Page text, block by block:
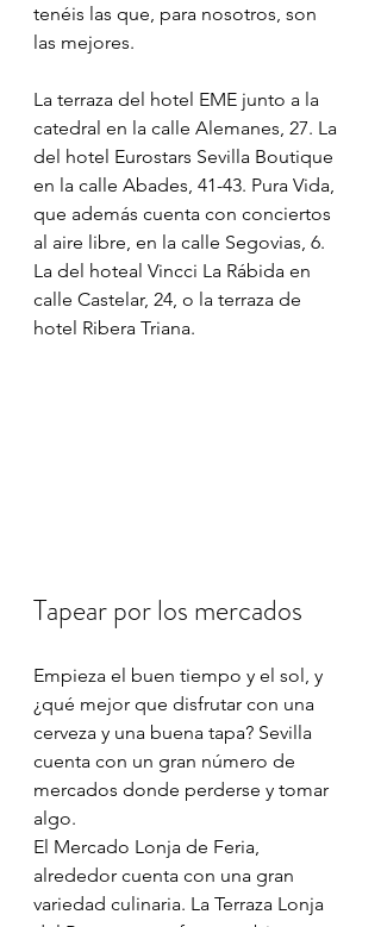
tenéis las que, para nosotros, son
las mejores.
La terraza del hotel EME junto a la
catedral en la calle Alemanes, 27. La
del hotel Eurostars Sevilla Boutique
en la calle Abades, 41-43. Pura Vida,
que además cuenta con conciertos
al aire libre, en la calle Segovias, 6.
La del hoteal Vincci La Rábida en
calle Castelar, 24, o la terraza de
hotel Ribera Triana.
Tapear por los mercados
Empieza el buen tiempo y el sol, y
¿qué mejor que disfrutar con una
cerveza y una buena tapa? Sevilla
cuenta con un gran número de
mercados donde perderse y tomar
algo.
El Mercado Lonja de Feria,
alrededor cuenta con una gran
variedad culinaria. La Terraza Lonja